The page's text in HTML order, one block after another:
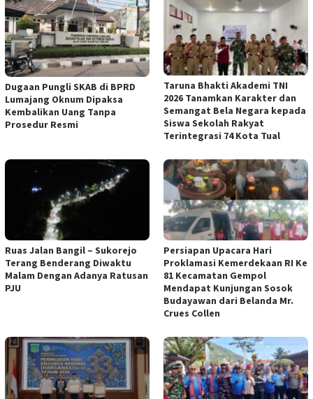
Dugaan Pungli SKAB di BPRD
Lumajang Oknum Dipaksa
Kembalikan Uang Tanpa
Prosedur Resmi
Taruna Bhakti Akademi TNI
2026 Tanamkan Karakter dan
Semangat Bela Negara kepada
Siswa Sekolah Rakyat
Terintegrasi 74 Kota Tual
Ruas Jalan Bangil – Sukorejo
Terang Benderang Diwaktu
Malam Dengan Adanya Ratusan
PJU
Persiapan Upacara Hari
Proklamasi Kemerdekaan RI Ke
81 Kecamatan Gempol
Mendapat Kunjungan Sosok
Budayawan dari Belanda Mr.
Crues Collen